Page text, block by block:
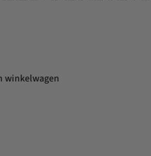
winkelwagen